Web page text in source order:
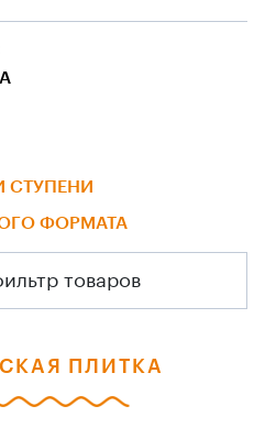
СТУПЕНИ
ФОРМАТА
товаров
ПЛИТКА